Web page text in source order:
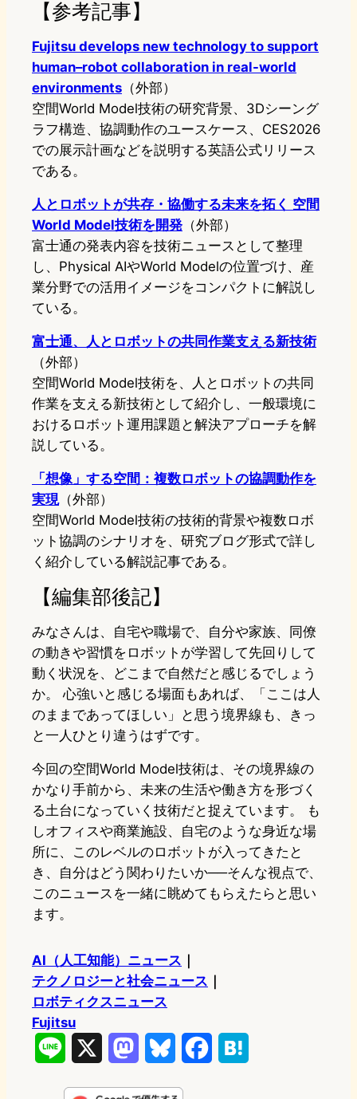
【参考記事】
Fujitsu develops new technology to support
human–robot collaboration in real-world
environments （外部）
空間World Model技術の研究背景、3Dシーング
ラフ構造、協調動作のユースケース、CES2026
での展示計画などを説明する英語公式リリース
である。
人とロボットが共存・協働する未来を拓く 空間
World Model技術を開発 （外部）
富士通の発表内容を技術ニュースとして整理
し、Physical AIやWorld Modelの位置づけ、産
業分野での活用イメージをコンパクトに解説し
ている。
富士通、人とロボットの共同作業支える新技術
（外部）
空間World Model技術を、人とロボットの共同
作業を支える新技術として紹介し、一般環境に
おけるロボット運用課題と解決アプローチを解
説している。
「想像」する空間：複数ロボットの協調動作を
実現（外部）
空間World Model技術の技術的背景や複数ロボ
ット協調のシナリオを、研究ブログ形式で詳し
く紹介している解説記事である。
【編集部後記】
みなさんは、自宅や職場で、自分や家族、同僚
の動きや習慣をロボットが学習して先回りして
動く状況を、どこまで自然だと感じるでしょう
か。 心強いと感じる場面もあれば、「ここは人
のままであってほしい」と思う境界線も、きっ
と一人ひとり違うはずです。
今回の空間World Model技術は、その境界線の
かなり手前から、未来の生活や働き方を形づく
る土台になっていく技術だと捉えています。 も
しオフィスや商業施設、自宅のような身近な場
所に、このレベルのロボットが入ってきたと
き、自分はどう関わりたいか──そんな視点で、
このニュースを一緒に眺めてもらえたらと思い
ます。
AI（人工知能）ニュース ｜
テクノロジーと社会ニュース ｜
ロボティクスニュース
Fujitsu